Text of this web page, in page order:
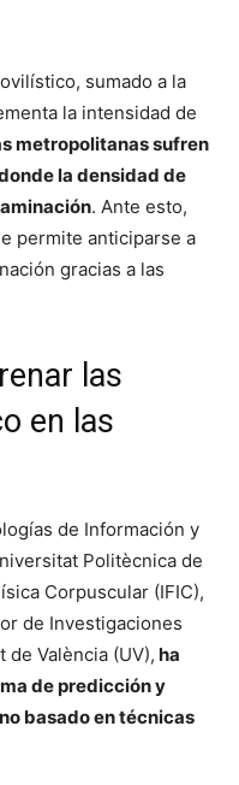
sumado a la
la intensidad de
metropolitanas sufren
la densidad de
. Ante esto,
permite anticiparse a
gracias a las
las
en las
de Información y
Politècnica de
Corpuscular (IFIC),
de Investigaciones
de València (UV), ha
de predicción y
basado en técnicas